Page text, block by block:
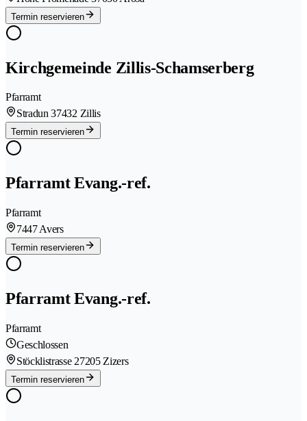
Termin reservieren
Kirchgemeinde Zillis-Schamserberg
Pfarramt
Stradun 37432 Zillis
Termin reservieren
Pfarramt Evang.-ref.
Pfarramt
7447 Avers
Termin reservieren
Pfarramt Evang.-ref.
Pfarramt
Geschlossen
Stöcklistrasse 27205 Zizers
Termin reservieren